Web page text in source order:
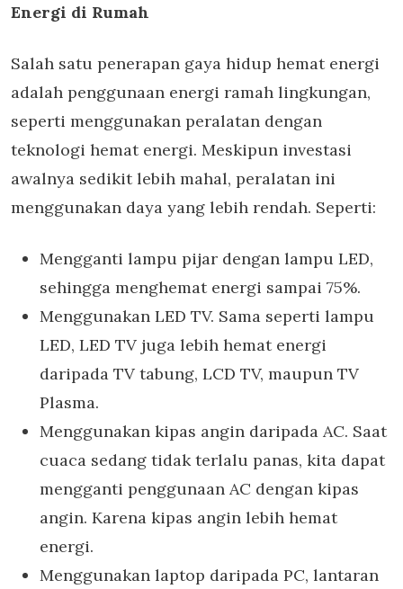
Energi di Rumah
Salah satu penerapan gaya hidup hemat energi
adalah penggunaan energi ramah lingkungan,
seperti menggunakan peralatan dengan
teknologi hemat energi. Meskipun investasi
awalnya sedikit lebih mahal, peralatan ini
menggunakan daya yang lebih rendah. Seperti:
Mengganti lampu pijar dengan lampu LED,
sehingga menghemat energi sampai 75%.
Menggunakan LED TV. Sama seperti lampu
LED, LED TV juga lebih hemat energi
daripada TV tabung, LCD TV, maupun TV
Plasma.
Menggunakan kipas angin daripada AC. Saat
cuaca sedang tidak terlalu panas, kita dapat
mengganti penggunaan AC dengan kipas
angin. Karena kipas angin lebih hemat
energi.
Menggunakan laptop daripada PC, lantaran